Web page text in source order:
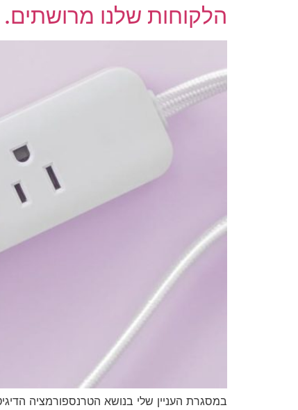
הלקוחות שלנו מרושתים.
במסגרת העניין שלי בנושא הטרנספורמציה